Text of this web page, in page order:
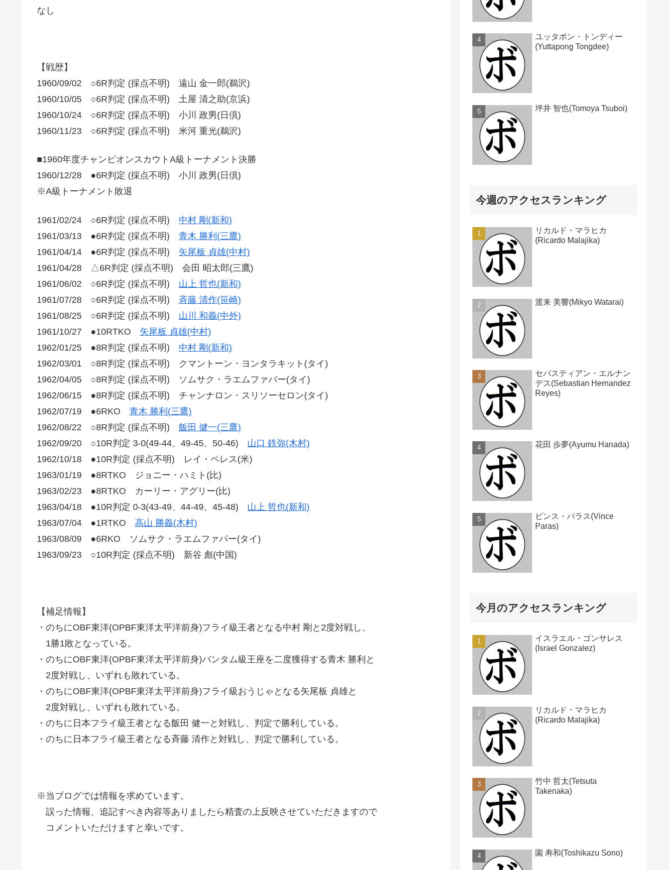
なし
【戦歴】
1960/09/02 ○6R判定 (採点不明) 遠山 金一郎(鵜沢)
1960/10/05 ○6R判定 (採点不明) 土屋 清之助(京浜)
1960/10/24 ○6R判定 (採点不明) 小川 政男(日倶)
1960/11/23 ○6R判定 (採点不明) 米河 重光(鵜沢)
■1960年度チャンピオンスカウトA級トーナメント決勝
1960/12/28 ●6R判定 (採点不明) 小川 政男(日倶)
※A級トーナメント敗退
1961/02/24 ○6R判定 (採点不明) 中村 剛(新和)
1961/03/13 ●6R判定 (採点不明) 青木 勝利(三鷹)
1961/04/14 ●6R判定 (採点不明) 矢尾板 貞雄(中村)
1961/04/28 △6R判定 (採点不明) 会田 昭太郎(三鷹)
1961/06/02 ○6R判定 (採点不明) 山上 哲也(新和)
1961/07/28 ○6R判定 (採点不明) 斉藤 清作(笹崎)
1961/08/25 ○6R判定 (採点不明) 山川 和義(中外)
1961/10/27 ●10RTKO 矢尾板 貞雄(中村)
1962/01/25 ●8R判定 (採点不明) 中村 剛(新和)
1962/03/01 ○8R判定 (採点不明) クマントーン・ヨンタラキット(タイ)
1962/04/05 ○8R判定 (採点不明) ソムサク・ラエムファパー(タイ)
1962/06/15 ●8R判定 (採点不明) チャンナロン・スリソーセロン(タイ)
1962/07/19 ●6RKO 青木 勝利(三鷹)
1962/08/22 ○8R判定 (採点不明) 飯田 健一(三鷹)
1962/09/20 ○10R判定 3-0(49-44、49-45、50-46) 山口 鉄弥(木村)
1962/10/18 ●10R判定 (採点不明) レイ・ペレス(米)
1963/01/19 ●8RTKO ジョニー・ハミト(比)
1963/02/23 ●8RTKO カーリー・アグリー(比)
1963/04/18 ●10R判定 0-3(43-49、44-49、45-48) 山上 哲也(新和)
1963/07/04 ●1RTKO 高山 勝義(木村)
1963/08/09 ●6RKO ソムサク・ラエムファパー(タイ)
1963/09/23 ○10R判定 (採点不明) 新谷 彪(中国)
【補足情報】
・のちにOBF東洋(OPBF東洋太平洋前身)フライ級王者となる中村 剛と2度対戦し、
1勝1敗となっている。
・のちにOBF東洋(OPBF東洋太平洋前身)バンタム級王座を二度獲得する青木 勝利と
2度対戦し、いずれも敗れている。
・のちにOBF東洋(OPBF東洋太平洋前身)フライ級おうじゃとなる矢尾板 貞雄と
2度対戦し、いずれも敗れている。
・のちに日本フライ級王者となる飯田 健一と対戦し、判定で勝利している。
・のちに日本フライ級王者となる斉藤 清作と対戦し、判定で勝利している。
※当ブログでは情報を求めています。
誤った情報、追記すべき内容等ありましたら精査の上反映させていただきますので
コメントいただけますと幸いです。
ユッタポン・トンディー
(Yuttapong Tongdee)
坪井 智也(Tomoya Tsuboi)
今週のアクセスランキング
リカルド・マラヒカ
(Ricardo Malajika)
渡来 美響(Mikyo Watarai)
セバスティアン・エルナン
デス(Sebastian Hernandez
Reyes)
花田 歩夢(Ayumu Hanada)
ビンス・パラス(Vince
Paras)
今月のアクセスランキング
イスラエル・ゴンサレス
(Israel Gonzalez)
リカルド・マラヒカ
(Ricardo Malajika)
竹中 哲太(Tetsuta
Takenaka)
園 寿和(Toshikazu Sono)